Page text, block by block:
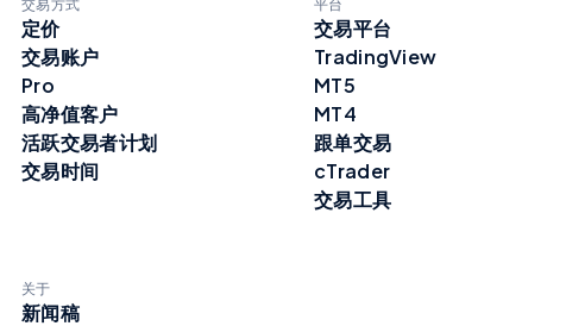
交易方式
定价
交易账户
Pro
高净值客户
活跃交易者计划
交易时间
平台
交易平台
TradingView
MT5
MT4
跟单交易
cTrader
交易工具
关于
新闻稿